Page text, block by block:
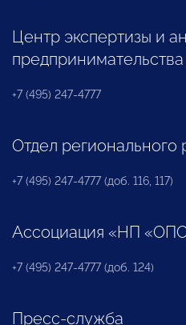
Центр экспертизы и
предпринимательства
+7 (495) 247-4777
Отдел регионального
+7 (495) 247-4777 (доб. 116, 117)
Ассоциация «НП
+7 (495) 247-4777 (доб. 124)
Пресс-служба